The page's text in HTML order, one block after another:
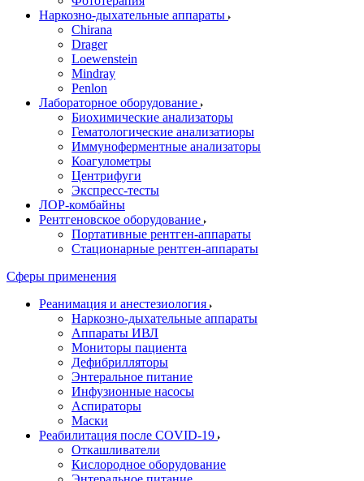
Наркозно-дыхательные аппараты
Chirana
Drager
Loewenstein
Mindray
Penlon
Лабораторное оборудование
Биохимические анализаторы
Гематологические анализатиоры
Иммуноферментные анализаторы
Коагулометры
Центрифуги
Экспресс-тесты
ЛОР-комбайны
Рентгеновское оборудование
Портативные рентген-аппараты
Стационарные рентген-аппараты
Сферы применения
Реанимация и анестезиология
Наркозно-дыхательные аппараты
Аппараты ИВЛ
Мониторы пациента
Дефибрилляторы
Энтеральное питание
Инфузионные насосы
Аспираторы
Маски
Реабилитация после COVID-19
Откашливатели
Кислородное оборудование